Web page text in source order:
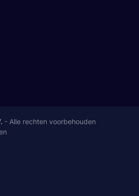
- Alle rechten voorbehouden